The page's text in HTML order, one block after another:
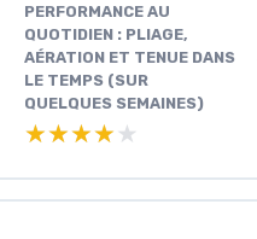
PERFORMANCE AU
QUOTIDIEN : PLIAGE,
AÉRATION ET TENUE DANS
LE TEMPS (SUR
QUELQUES SEMAINES)
★★★★★
★★★★★